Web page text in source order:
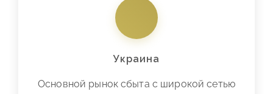
Украина
Основной рынок сбыта с широкой сетью